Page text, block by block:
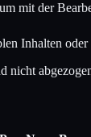
mit der
Inhalten
nicht